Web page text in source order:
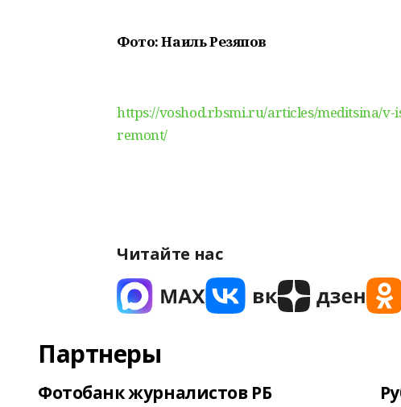
Фото: Наиль Резяпов
https://voshod.rbsmi.ru/articles/meditsina/
remont/
Читайте нас
Партнеры
Фотобанк журналистов РБ